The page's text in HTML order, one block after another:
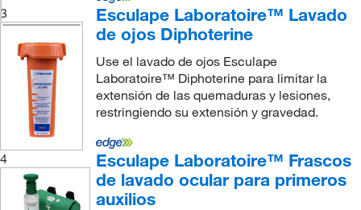
3
Esculape Laboratoire™ Lavado
de ojos Diphoterine
Use el lavado de ojos Esculape
Laboratoire™ Diphoterine para limitar la
extensión de las quemaduras y lesiones,
restringiendo su extensión y gravedad.
4
Esculape Laboratoire™ Frascos
de lavado ocular para primeros
auxilios